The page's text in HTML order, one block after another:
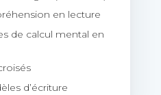
en lecture
de calcul mental en
d’écriture